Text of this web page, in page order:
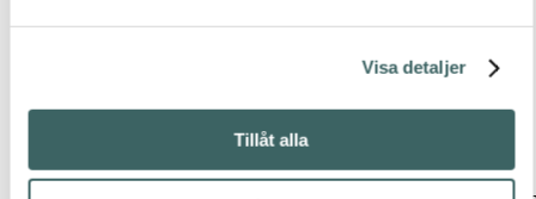
Visa detaljer
Tillåt alla
Info
140x200 /
200x250 /
250x350 /